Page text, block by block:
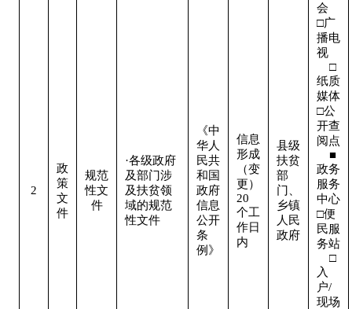
政
策
文
件
2
规范
性文
件
·各级政府
及部门涉
及扶贫领
域的规范
性文件
《中
华人
民共
和国
政府
信息
公开
条
例》
信息
形成
（变
更）
20
个工
作日
内
县级
扶贫
部
门、
乡镇
人民
政府
会
□广
播电
视
□
纸质
媒体
□公
开查
阅点
■
政务
服务
中心
□便
民服
务站
□
入
户/
现场